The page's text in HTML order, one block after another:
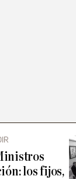
los fijos,